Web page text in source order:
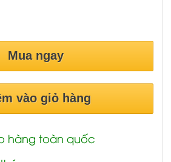
Mua ngay
vào giỏ hàng
hàng toàn quốc